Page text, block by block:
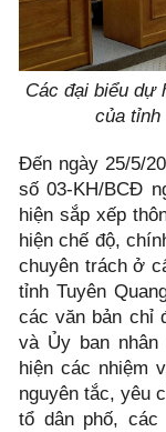
Các đại biểu dự
của tỉnh
Đến ngày 25/5/
số 03-KH/BCĐ
hiện sắp xếp
hiện chế độ,
chuyên trách ở
tỉnh Tuyên
các văn bản chỉ
và Ủy ban
hiện các nhiệm
nguyên tắc, yêu
tổ dân phố, các